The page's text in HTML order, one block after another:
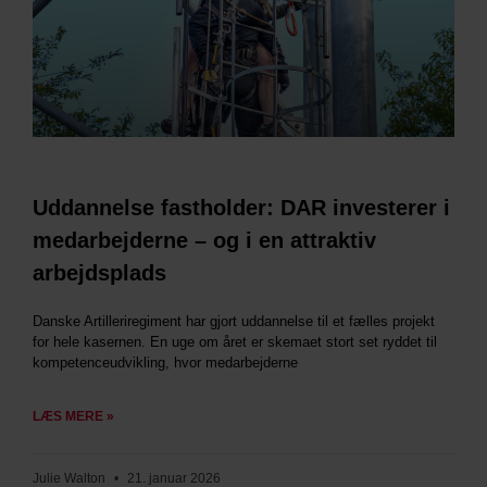
Uddannelse fastholder: DAR investerer i
medarbejderne – og i en attraktiv
arbejdsplads
Danske Artilleriregiment har gjort uddannelse til et fælles projekt
for hele kasernen. En uge om året er skemaet stort set ryddet til
kompetenceudvikling, hvor medarbejderne
LÆS MERE »
Julie Walton 21. januar 2026